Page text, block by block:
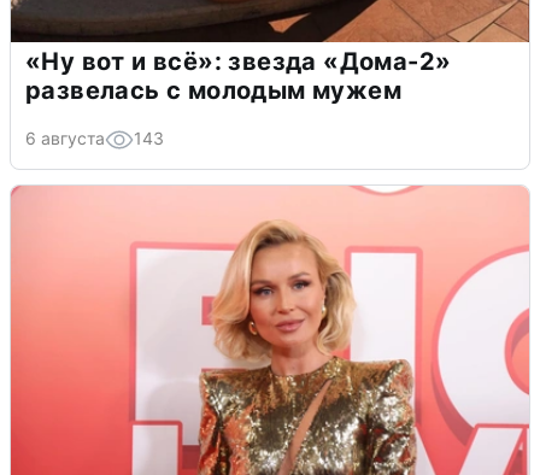
«Ну вот и всё»: звезда «Дома-2»
развелась с молодым мужем
6 августа 143